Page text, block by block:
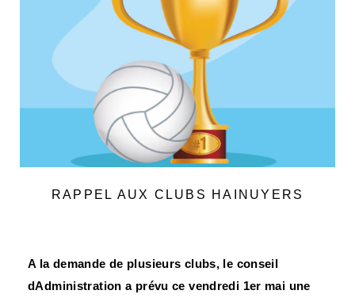
RAPPEL AUX CLUBS HAINUYERS
A la demande de plusieurs clubs, le conseil
dAdministration a prévu ce vendredi 1er mai une